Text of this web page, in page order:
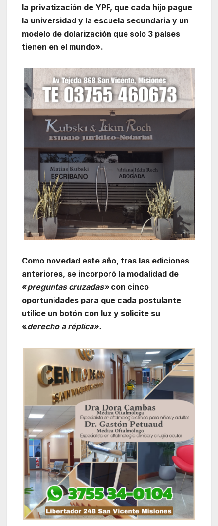
la privatización de YPF, que cada hijo pague
la universidad y la escuela secundaria y un
modelo de dolarización que solo 3 países
tienen en el mundo».
Como novedad este año, tras las ediciones
anteriores, se incorporó la modalidad de
«preguntas cruzadas» con cinco
oportunidades para que cada postulante
utilice un botón con luz y solicite su
«derecho a réplica».